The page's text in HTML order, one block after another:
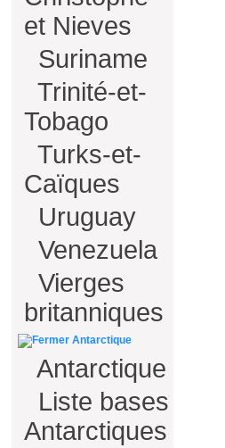
et Nieves
Suriname
Trinité-et-
Tobago
Turks-et-
Caïques
Uruguay
Venezuela
Vierges
britanniques
Antarctique
Antarctique
Liste bases
Antarctiques